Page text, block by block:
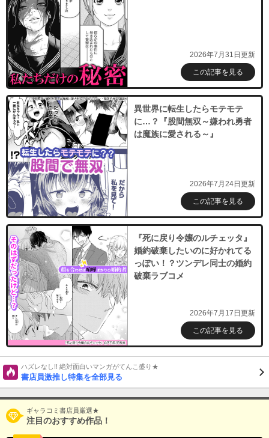
必要ポイント：
名探偵コナン 100＋PLUS SDB（スーパーダイ
ジェストブック）
必要ポイント：
購入する
2026年7月31日更新
この記事を見る
異世界に転生したらモテモテ
に…？『股間無双～嫌われ勇者
は魔族に愛される～』
2026年7月24日更新
この記事を見る
『死に戻り令嬢のルチェッタ』
婚約破棄したいのに好かれてる
っぽい！？ツンデレ同士の婚約
破棄ラブコメ
2026年7月17日更新
この記事を見る
ハズレなし!! 絶対面白いマンガがてんこ盛り★
書店員激推し特集を全部見る
ギャラコミ書店員厳選★
注目のおすすめ作品！